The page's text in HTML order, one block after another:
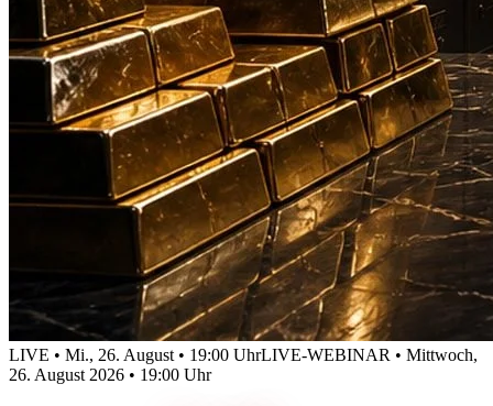
LIVE • Mi., 26. August • 19:00 UhrLIVE-WEBINAR • Mittwoch,
26. August 2026 • 19:00 Uhr